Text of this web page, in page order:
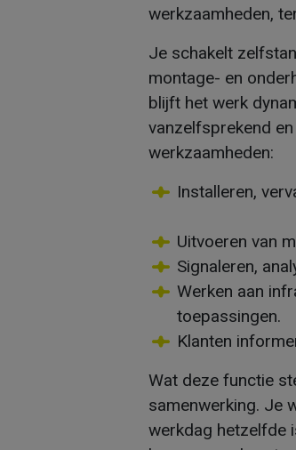
werkzaamheden,
Je schakelt
montage- en
blijft het werk
vanzelfsprekend
werkzaamheden:
Installeren,
Uitvoeren van
Signaleren,
Werken aan
toepassingen.
Klanten
Wat deze functie
samenwerking. Je
werkdag hetzelfde